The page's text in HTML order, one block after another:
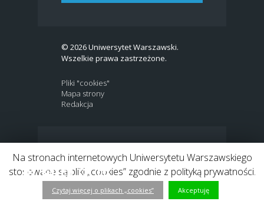
© 2026 Uniwersytet Warszawski.
Wszelkie prawa zastrzeżone.
Pliki "cookies"
Mapa strony
Redakcja
Link do profilu Facebook
Link to Twitter profile
Link do kanału Youtube
Link do profilu Instagram
Link do profilu LinkedIn
Na stronach internetowych Uniwersytetu Warszawskiego
stosowane są pliki „cookies” zgodnie z polityką prywatności.
Czytaj więcej o plikach „cookies” Akceptuję